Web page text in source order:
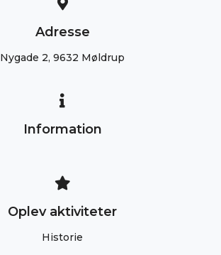
Adresse
Nygade 2, 9632 Møldrup
Information
Oplev aktiviteter
Historie